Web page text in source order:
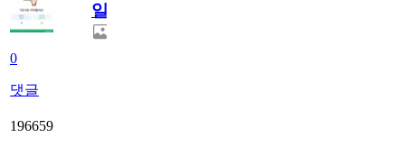
0
댓글
일
196659